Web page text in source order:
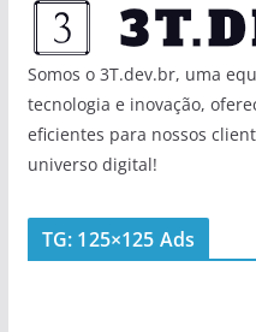
Somos o 3T.dev.br, uma
tecnologia e inovação,
eficientes para nossos
universo digital!
TG: 125×125 Ads